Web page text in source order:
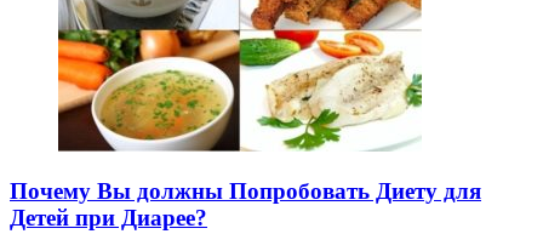
Почему Вы должны Попробовать Диету для
Детей при Диарее?